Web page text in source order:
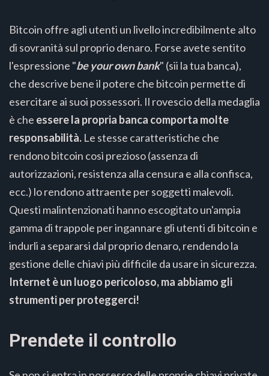
Bitcoin offre agli utenti un livello incredibilmente alto
di sovranità sul proprio denaro. Forse avete sentito
l'espressione "be your own bank" (sii la tua banca),
che descrive bene il potere che bitcoin permette di
esercitare ai suoi possessori. Il rovescio della medaglia
è che essere la propria banca comporta molte
responsabilità. Le stesse caratteristiche che
rendono bitcoin così prezioso (assenza di
autorizzazioni, resistenza alla censura e alla confisca,
ecc.) lo rendono attraente per soggetti malevoli.
Questi malintenzionati hanno escogitato un'ampia
gamma di trappole per ingannare gli utenti di bitcoin e
indurli a separarsi dal proprio denaro, rendendo la
gestione delle chiavi più difficile da usare in sicurezza.
Internet è un luogo pericoloso, ma abbiamo gli
strumenti per proteggerci!
Prendete il controllo